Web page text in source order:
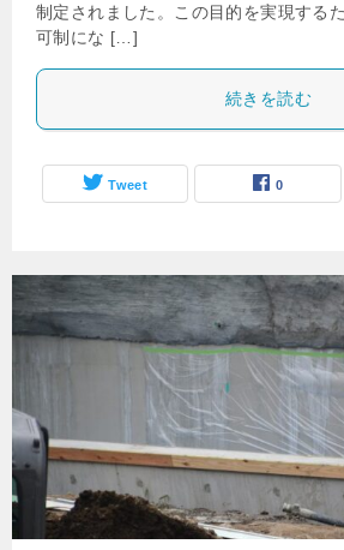
制定されました。この目的を実現する
可制にな […]
続きを読む
Tweet 0